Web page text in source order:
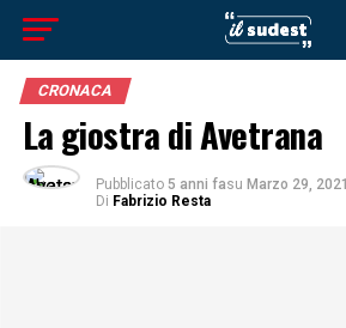
CRONACA
La giostra di Avetrana
Pubblicato 5 anni fasu Marzo 29, 2021
Di Fabrizio Resta